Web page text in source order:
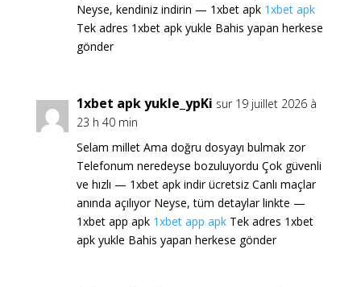
Neyse, kendiniz indirin — 1xbet apk 1xbet apk
Tek adres 1xbet apk yukle Bahis yapan herkese
gönder
1xbet apk yukle_ypKi sur 19 juillet 2026 à
23 h 40 min
Selam millet Ama doğru dosyayı bulmak zor
Telefonum neredeyse bozuluyordu Çok güvenli
ve hızlı — 1xbet apk indir ücretsiz Canlı maçlar
anında açılıyor Neyse, tüm detaylar linkte —
1xbet app apk 1xbet app apkTek adres 1xbet
apk yukle Bahis yapan herkese gönder